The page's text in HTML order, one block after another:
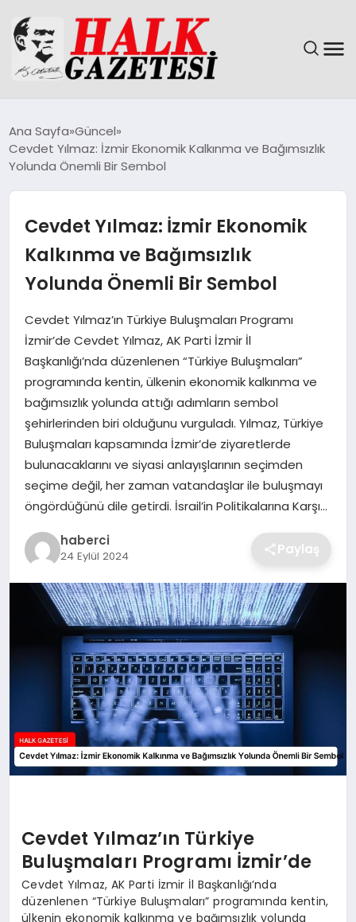
DÜNYA
MAGAZIN
SAĞLIK
SIYASET
SPOR
TEKNOLOJI
YAŞAM
Ana Sayfa Güncel
Cevdet Yılmaz: İzmir Ekonomik Kalkınma ve Bağımsızlık
Yolunda Önemli Bir Sembol
Cevdet Yılmaz: İzmir Ekonomik
Kalkınma ve Bağımsızlık
Yolunda Önemli Bir Sembol
Cevdet Yılmaz’ın Türkiye Buluşmaları Programı
İzmir’de Cevdet Yılmaz, AK Parti İzmir İl
Başkanlığı’nda düzenlenen “Türkiye Buluşmaları”
programında kentin, ülkenin ekonomik kalkınma ve
bağımsızlık yolunda attığı adımların sembol
şehirlerinden biri olduğunu vurguladı. Yılmaz, Türkiye
Buluşmaları kapsamında İzmir’de ziyaretlerde
bulunacaklarını ve siyasi anlayışlarının seçimden
seçime değil, her zaman vatandaşlar ile buluşmayı
öngördüğünü dile getirdi. İsrail’in Politikalarına Karşı…
haberci
24 Eylül 2024 Paylaş
Cevdet Yılmaz’ın Türkiye
Buluşmaları Programı İzmir’de
Cevdet Yılmaz, AK Parti İzmir İl Başkanlığı’nda
düzenlenen “Türkiye Buluşmaları” programında kentin,
ülkenin ekonomik kalkınma ve bağımsızlık yolunda